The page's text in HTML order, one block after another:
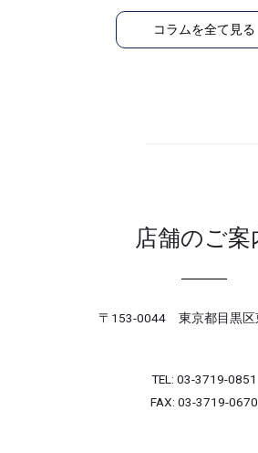
コラムを全て見る
店舗のご案
〒153-0044 東京都目黒区
TEL: 03-3719-0851
FAX: 03-3719-0670